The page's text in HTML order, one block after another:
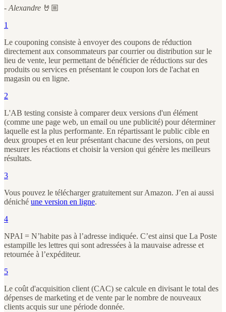
- Alexandre 🤘🏼
1
Le couponing consiste à envoyer des coupons de réduction
directement aux consommateurs par courrier ou distribution sur le
lieu de vente, leur permettant de bénéficier de réductions sur des
produits ou services en présentant le coupon lors de l'achat en
magasin ou en ligne.
2
L'AB testing consiste à comparer deux versions d'un élément
(comme une page web, un email ou une publicité) pour déterminer
laquelle est la plus performante. En répartissant le public cible en
deux groupes et en leur présentant chacune des versions, on peut
mesurer les réactions et choisir la version qui génère les meilleurs
résultats.
3
Vous pouvez le télécharger gratuitement sur Amazon. J’en ai aussi
déniché une version en ligne.
4
NPAI = N’habite pas à l’adresse indiquée. C’est ainsi que La Poste
estampille les lettres qui sont adressées à la mauvaise adresse et
retournée à l’expéditeur.
5
Le coût d'acquisition client (CAC) se calcule en divisant le total des
dépenses de marketing et de vente par le nombre de nouveaux
clients acquis sur une période donnée.